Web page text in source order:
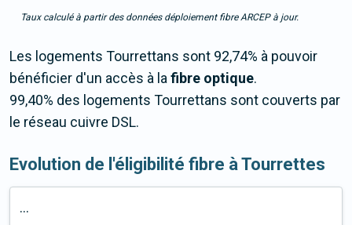
Taux calculé à partir des données déploiement fibre ARCEP à jour.
Les logements Tourrettans sont 92,74% à pouvoir
bénéficier d'un accès à lafibre optique.
99,40% des logements Tourrettans sont couverts par
le réseau cuivre DSL.
Evolution de l'éligibilité fibre à Tourrettes
...